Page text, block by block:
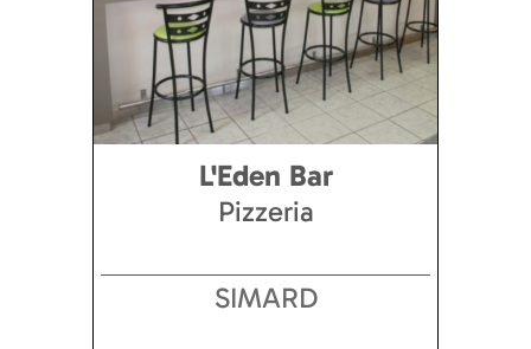
L'Eden Bar
Pizzeria
SIMARD